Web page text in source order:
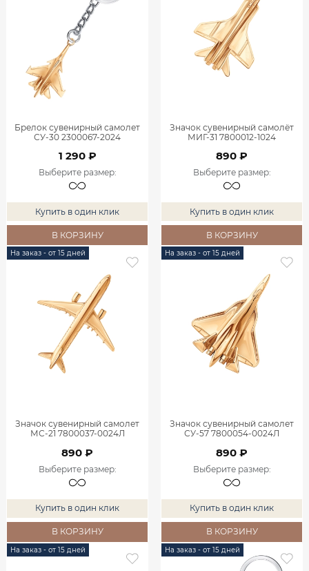
Брелок сувенирный самолет
СУ-30 2300067-2024
1 290 ₽
Выберите размер:
Купить в один клик
В КОРЗИНУ
Значок сувенирный самолёт
МИГ-31 7800012-1024
890 ₽
Выберите размер:
Купить в один клик
В КОРЗИНУ
На заказ - от 15 дней
Значок сувенирный самолет
МС-21 7800037-0024Л
890 ₽
Выберите размер:
Купить в один клик
В КОРЗИНУ
На заказ - от 15 дней
Значок сувенирный самолет
СУ-57 7800054-0024Л
890 ₽
Выберите размер:
Купить в один клик
В КОРЗИНУ
На заказ - от 15 дней На заказ - от 15 дней